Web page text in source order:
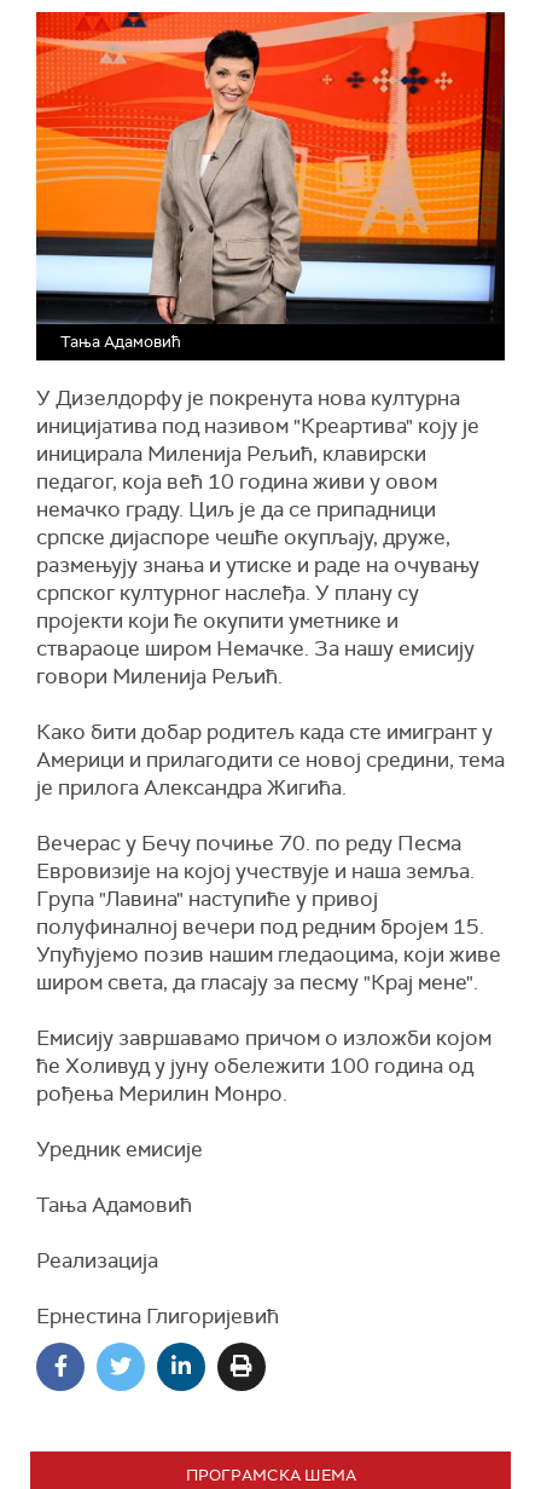
Тања Адамовић
У Дизелдорфу је покренута нова културна
иницијатива под називом "Креартива" коју је
иницирала Миленија Рељић, клавирски
педагог, која већ 10 година живи у овом
немачко граду. Циљ је да се припадници
српске дијаспоре чешће окупљају, друже,
размењују знања и утиске и раде на очувању
српског културног наслеђа. У плану су
пројекти који ће окупити уметнике и
ствараоце широм Немачке. За нашу емисију
говори Миленија Рељић.
Како бити добар родитељ када сте имигрант у
Америци и прилагодити се новој средини, тема
је прилога Александра Жигића.
Вечерас у Бечу почиње 70. по реду Песма
Евровизије на којој учествује и наша земља.
Група "Лавина" наступиће у привој
полуфиналној вечери под редним бројем 15.
Упућујемо позив нашим гледаоцима, који живе
широм света, да гласају за песму "Крај мене".
Емисију завршавамо причом о изложби којом
ће Холивуд у јуну обележити 100 година од
рођења Мерилин Монро.
Уредник емисије
Тања Адамовић
Реализација
Ернестина Глигоријевић
ПРОГРАМСКА ШЕМА